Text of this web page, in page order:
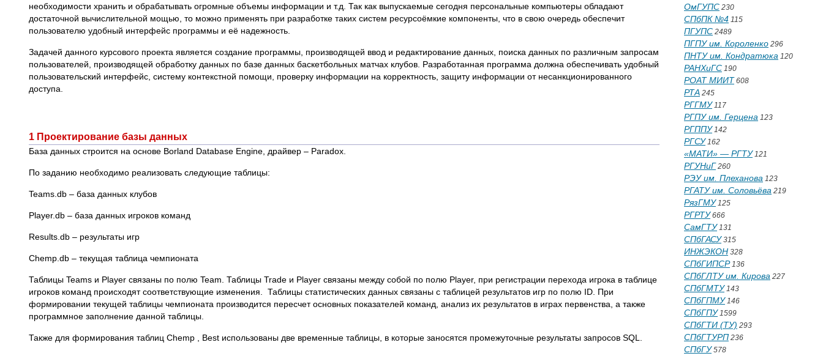
необходимости хранить и обрабатывать огромные объемы информации и т.д. Так как выпускаемые сегодня персональные компьютеры обладают
достаточной вычислительной мощью, то можно применять при разработке таких систем ресурсоёмкие компоненты, что в свою очередь обеспечит
пользователю удобный интерфейс программы и её надежность.
Задачей данного курсового проекта является создание программы, производящей ввод и редактирование данных, поиска данных по различным запросам
пользователей, производящей обработку данных по базе данных баскетбольных матчах клубов. Разработанная программа должна обеспечивать удобный
пользовательский интерфейс, систему контекстной помощи, проверку информации на корректность, защиту информации от несанкционированного
доступа.
1 Проектирование базы данных
База данных строится на основе Borland Database Engine, драйвер – Paradox.
По заданию необходимо реализовать следующие таблицы:
Teams.db – база данных клубов
Player.db – база данных игроков команд
Results.db – результаты игр
Chеmp.db – текущая таблица чемпионата
Таблицы Teams и Player связаны по полю Team. Таблицы Trade и Player связаны между собой по полю Player, при регистрации перехода игрока в таблице
игроков команд происходят соответствующие изменения. Таблицы статистических данных связаны с таблицей результатов игр по полю ID. При
формировании текущей таблицы чемпионата производится пересчет основных показателей команд, анализ их результатов в играх первенства, а также
программное заполнение данной таблицы.
Также для формирования таблиц Chemp , Best использованы две временные таблицы, в которые заносятся промежуточные результаты запросов SQL.
ОмГУПС 230
СПбПК №4 115
ПГУПС 2489
ПГПУ им. Короленко 296
ПНТУ им. Кондратюка 120
РАНХиГС 190
РОАТ МИИТ 608
РТА 245
РГГМУ117
РГПУ им. Герцена 123
РГППУ142
РГСУ162
«МАТИ» — РГТУ121
РГУНиГ 260
РЭУ им. Плеханова 123
РГАТУ им. Соловьёва 219
РязГМУ125
РГРТУ666
СамГТУ131
СПбГАСУ315
ИНЖЭКОН 328
СПбГИПСР136
СПбГЛТУ им. Кирова 227
СПбГМТУ143
СПбГПМУ146
СПбГПУ1599
СПбГТИ (ТУ) 293
СПбГТУРП 236
СПбГУ578